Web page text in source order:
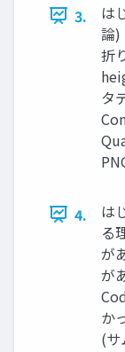
3.
は
論)
折
タ
4.
は
る
が
が
か
(サ